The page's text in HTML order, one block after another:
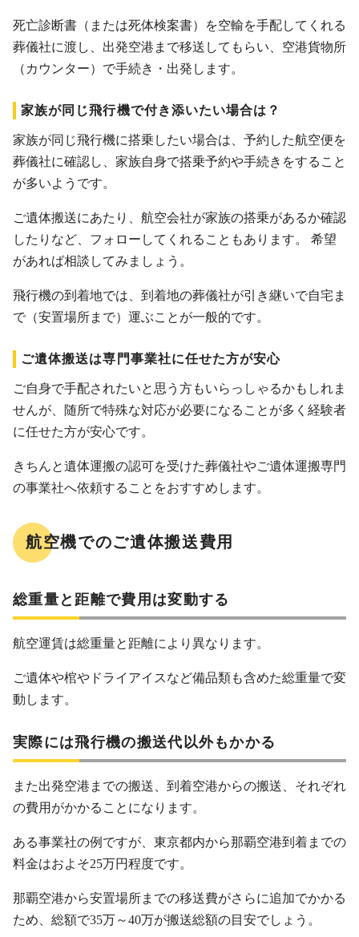
死亡診断書（または死体検案書）を空輸を手配してくれる
葬儀社に渡し、出発空港まで移送してもらい、空港貨物所
（カウンター）で手続き・出発します。
家族が同じ飛行機で付き添いたい場合は？
家族が同じ飛行機に搭乗したい場合は、予約した航空便を
葬儀社に確認し、家族自身で搭乗予約や手続きをすること
が多いようです。
ご遺体搬送にあたり、航空会社が家族の搭乗があるか確認
したりなど、フォローしてくれることもあります。 希望
があれば相談してみましょう。
飛行機の到着地では、到着地の葬儀社が引き継いで自宅ま
で（安置場所まで）運ぶことが一般的です。
ご遺体搬送は専門事業社に任せた方が安心
ご自身で手配されたいと思う方もいらっしゃるかもしれま
せんが、随所で特殊な対応が必要になることが多く経験者
に任せた方が安心です。
きちんと遺体運搬の認可を受けた葬儀社やご遺体運搬専門
の事業社へ依頼することをおすすめします。
航空機でのご遺体搬送費用
総重量と距離で費用は変動する
航空運賃は総重量と距離により異なります。
ご遺体や棺やドライアイスなど備品類も含めた総重量で変
動します。
実際には飛行機の搬送代以外もかかる
また出発空港までの搬送、到着空港からの搬送、それぞれ
の費用がかかることになります。
ある事業社の例ですが、東京都内から那覇空港到着までの
料金はおよそ25万円程度です。
那覇空港から安置場所までの移送費がさらに追加でかかる
ため、総額で35万～40万が搬送総額の目安でしょう。